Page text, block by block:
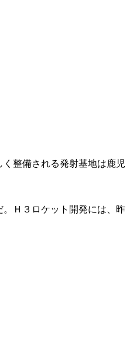
整備される発射基地は鹿児
Ｈ３ロケット開発には、昨